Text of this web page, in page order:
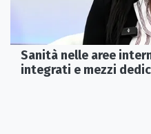
Sanità nelle aree
integrati e mezzi